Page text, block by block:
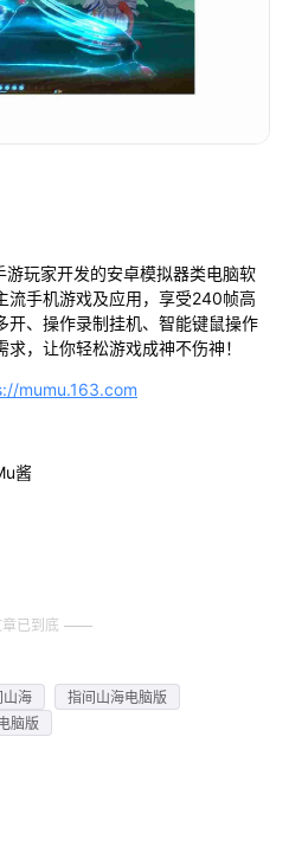
玩家开发的安卓模拟器类电脑软
流手机游戏及应用，享受240帧高
开、操作录制挂机、智能键鼠操作
，让你轻松游戏成神不伤神！
mumu.163.com
酱
章已到底
山海
指间山海电脑版
脑版